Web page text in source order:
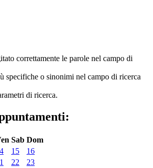
correttamente le parole nel campo di
specifiche o sinonimi nel campo di ricerca
di ricerca.
Sab Dom
15
16
22
23